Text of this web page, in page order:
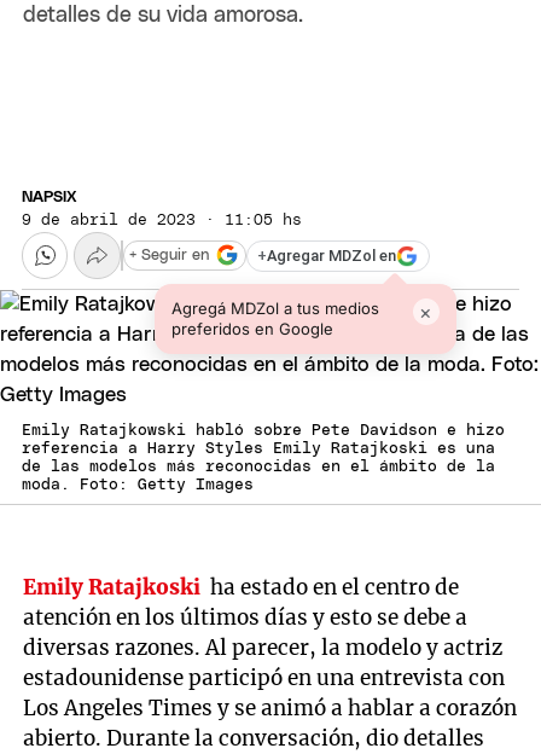
detalles de su vida amorosa.
NAPSIX
9 de abril de 2023 · 11:05 hs
+Agregar MDZol en
Agregá MDZol a tus medios
preferidos en Google
×
+ Seguir en
Emily Ratajkowski habló sobre Pete Davidson e hizo
referencia a Harry Styles Emily Ratajkoski es una
de las modelos más reconocidas en el ámbito de la
moda. Foto: Getty Images
Emily Ratajkoski ha estado en el centro de
atención en los últimos días y esto se debe a
diversas razones. Al parecer, la modelo y actriz
estadounidense participó en una entrevista con
Los Angeles Times y se animó a hablar a corazón
abierto. Durante la conversación, dio detalles